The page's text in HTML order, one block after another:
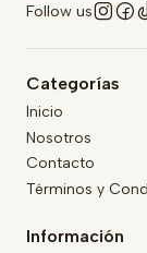
Follow us
Categorías
Inicio
Nosotros
Contacto
Términos y
Información